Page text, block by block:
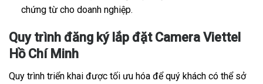
chứng từ cho doanh nghiệp.
Quy trình đăng ký lắp đặt Camera Viettel
Hồ Chí Minh
Quy trình triển khai được tối ưu hóa để quý khách có thể sở